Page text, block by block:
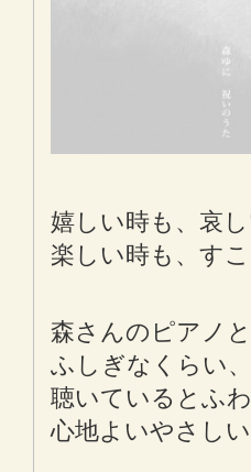
嬉しい時も、哀
楽しい時も、す
森さんのピアノ
ふしぎなくらい
聴いているとふ
心地よいやさし